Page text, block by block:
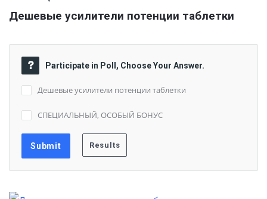
Дешевые усилители потенции таблетки
Participate in Poll, Choose Your Answer.
Дешевые усилители потенции таблетки
СПЕЦИАЛЬНЫЙ, ОСОБЫЙ БОНУС